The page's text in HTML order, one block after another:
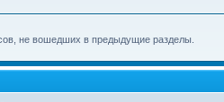
не вошедших в предыдущие разделы.